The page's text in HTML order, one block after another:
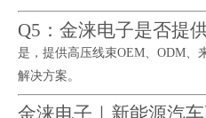
Q5：金涞电子是否提
是，提供高压线束OEM、ODM、
解决方案。
金涞电子｜新能源汽